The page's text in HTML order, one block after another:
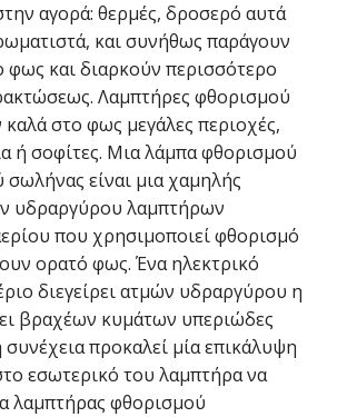
αγορά: θερμές, δροσερό αυτά
και συνήθως παράγουν
φως και διαρκούν περισσότερο
Λαμπτήρες φθορισμού
καλά στο φως μεγάλες περιοχές,
ή σοφίτες. Μια λάμπα φθορισμού
είναι μια χαμηλής
υδραργύρου λαμπτήρων
που χρησιμοποιεί φθορισμό
ορατό φως. Ένα ηλεκτρικό
διεγείρει ατμών υδραργύρου η
βραχέων κυμάτων υπεριώδες
προκαλεί μία επικάλυψη
εσωτερικό του λαμπτήρα να
λαμπτήρας φθορισμού